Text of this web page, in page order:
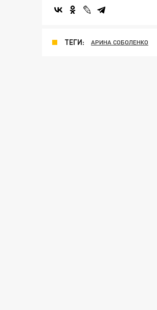
ТЕГИ: АРИНА СОБОЛЕНКО